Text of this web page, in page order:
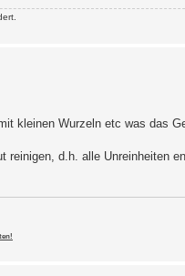
kleinen Wurzeln etc was das
d.h. alle Unreinheiten